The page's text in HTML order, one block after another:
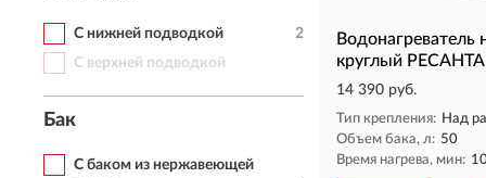
С нижней подводкой
2
С верхней подводкой
Бак
С баком из нержавеющей
Водонагреватель
круглый
14 390 руб.
Тип крепления: Над
Объем бака, л: 50
Время нагрева, мин: